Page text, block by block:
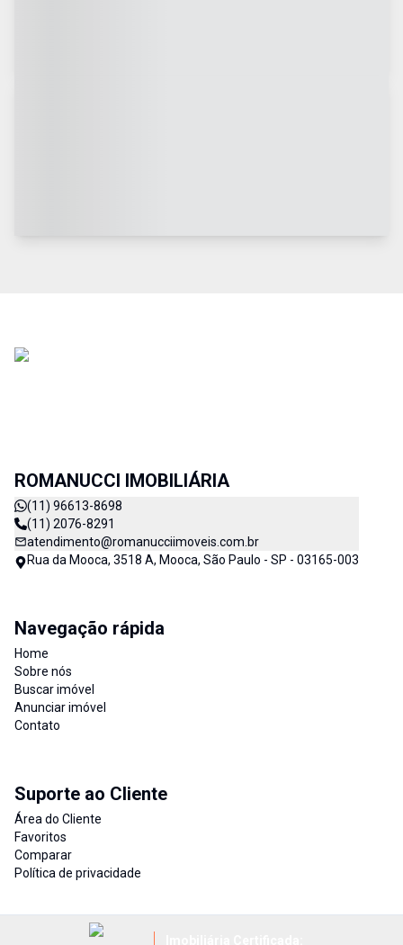
ROMANUCCI IMOBILIÁRIA
(11) 96613-8698
(11) 2076-8291
atendimento@romanucciimoveis.com.br
Rua da Mooca, 3518 A, Mooca, São Paulo - SP - 03165-003
Navegação rápida
Home
Sobre nós
Buscar imóvel
Anunciar imóvel
Contato
Suporte ao Cliente
Área do Cliente
Favoritos
Comparar
Política de privacidade